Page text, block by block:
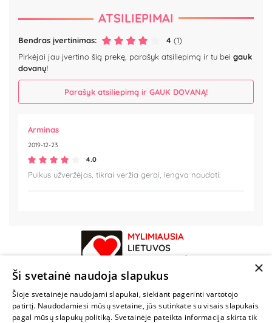
ATSILIEPIMAI
Bendras įvertinimas: 4 (1)
Pirkėjai jau įvertino šią prekę, parašyk atsiliepimą ir tu bei gauk
dovanų!
Parašyk atsiliepimą ir GAUK DOVANĄ!
Arminas
2019-12-23
4.0
Puikus užveržėjas, tikrai veržia gerai, lengva naudoti.
MYLIMIAUSIA
LIETUVOS
PARDUOTUVĖ
NENUSTOK
ŽAISTI
×
Ši svetainė naudoja slapukus
Šioje svetainėje naudojami slapukai, siekiant pagerinti vartotojo
patirtį. Naudodamiesi mūsų svetaine, jūs sutinkate su visais slapukais
pagal mūsų slapukų politiką. Svetainėje pateikta informacija skirta tik